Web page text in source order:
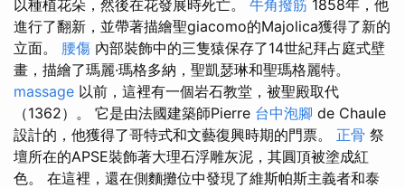
以種植花朵，然後在花發展時死亡。 牛角撥筋 1858年，他
進行了翻新，並帶著描繪聖giacomo的Majolica獲得了新的
立面。 腰傷 內部裝飾中的三隻猿保存了14世紀拜占庭式壁
畫，描繪了瑪麗·瑪格多納，聖凱瑟琳和聖瑪格麗特。
massage 以前，這裡有一個岩石教堂，被聖殿取代
（1362）。 它是由法國建築師Pierre 台中泡腳 de Chaule
設計的，他獲得了哥特式和文藝復興時期的門票。 正骨 祭
壇所在的APSE裝飾著大理石浮雕灰泥，其圓頂被塗成紅
色。 在這裡，還在側麵攤位中發現了維斯帕斯主義者和泰